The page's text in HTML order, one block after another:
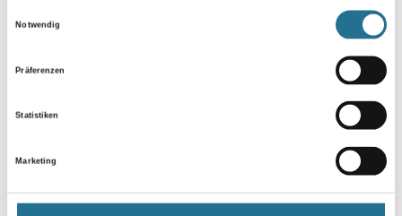
Notwendig
Präferenzen
Statistiken
Marketing